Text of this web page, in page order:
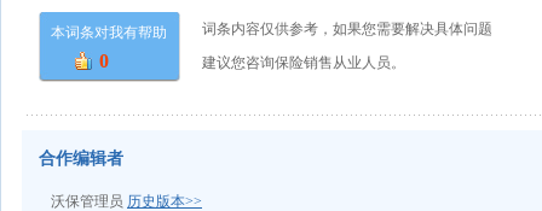
本词条对我有帮助
0
词条内容仅供参考，如果您需要解决具体问题
建议您咨询保险销售从业人员。
合作编辑者
沃保管理员 历史版本>>